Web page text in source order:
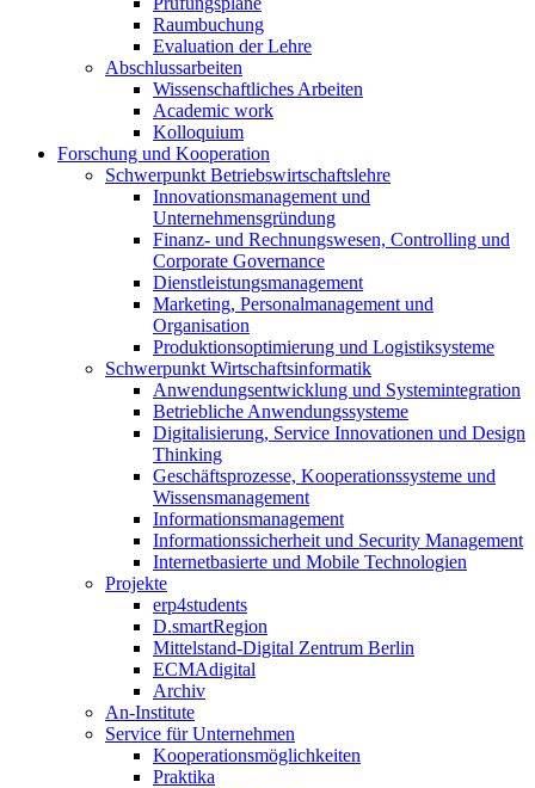
Raumbuchung
Evaluation der Lehre
Abschlussarbeiten
Wissenschaftliches Arbeiten
Academic work
Kolloquium
Forschung und Kooperation
Schwerpunkt Betriebswirtschaftslehre
Innovationsmanagement und
Unternehmensgründung
Finanz- und Rechnungswesen, Controlling und
Corporate Governance
Dienstleistungsmanagement
Marketing, Personalmanagement und
Organisation
Produktionsoptimierung und Logistiksysteme
Schwerpunkt Wirtschaftsinformatik
Anwendungsentwicklung und Systemintegration
Betriebliche Anwendungssysteme
Digitalisierung, Service Innovationen und Design
Thinking
Geschäftsprozesse, Kooperationssysteme und
Wissensmanagement
Informationsmanagement
Informationssicherheit und Security Management
Internetbasierte und Mobile Technologien
Projekte
erp4students
D.smartRegion
Mittelstand-Digital Zentrum Berlin
ECMAdigital
Archiv
An-Institute
Service für Unternehmen
Kooperationsmöglichkeiten
Praktika